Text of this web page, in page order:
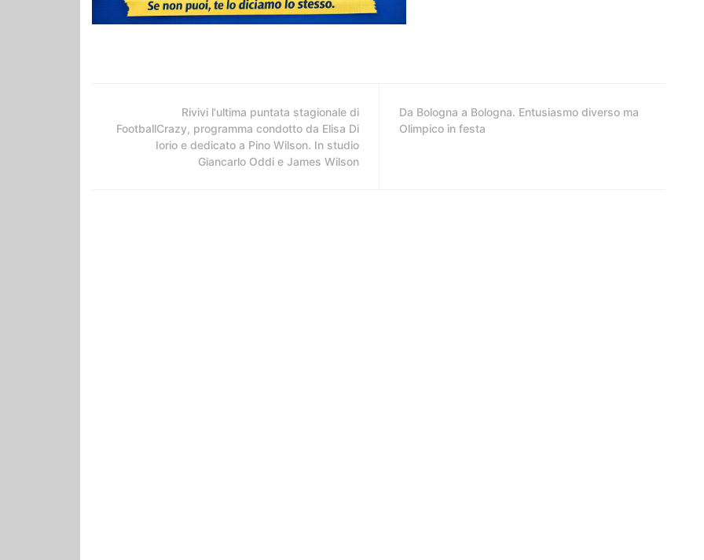
Rivivi l'ultima puntata stagionale di
FootballCrazy, programma condotto da Elisa Di
Iorio e dedicato a Pino Wilson. In studio
Giancarlo Oddi e James Wilson
Da Bologna a Bologna. Entusiasmo diverso ma
Olimpico in festa